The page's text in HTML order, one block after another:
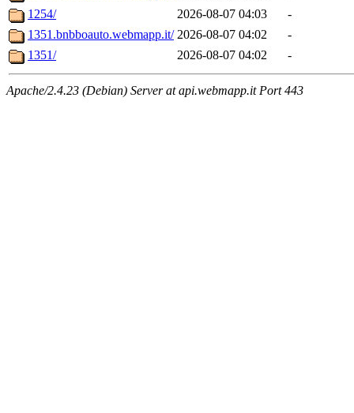
1254/
2026-08-07 04:03
-
1351.bnbboauto.webmapp.it/ 2026-08-07 04:02
-
1351/
2026-08-07 04:02 -
Apache/2.4.23 (Debian) Server at api.webmapp.it Port 443